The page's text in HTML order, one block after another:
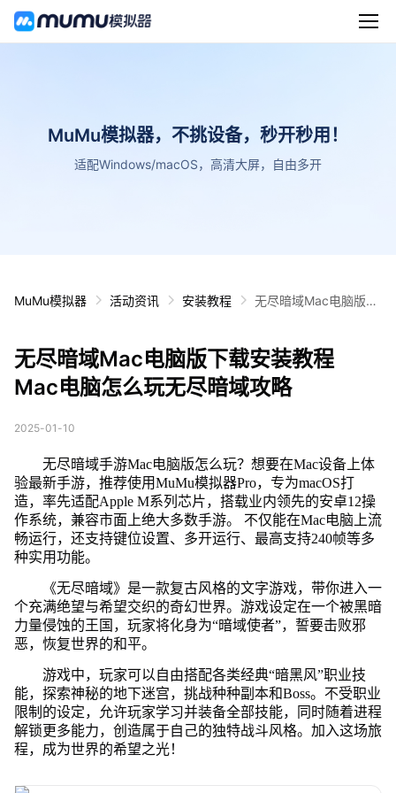
MuMu模拟器，不挑设备，秒开秒用！
适配Windows/macOS，高清大屏，自由多开
MuMu模拟器 活动资讯 安装教程
无尽暗域Mac电脑版下
无尽暗域Mac电脑版下载安装教程
Mac电脑怎么玩无尽暗域攻略
2025-01-10
无尽暗域手游Mac电脑版怎么玩？想要在Mac设备上体
验最新手游，推荐使用MuMu模拟器Pro，专为macOS打
造，率先适配Apple M系列芯片，搭载业内领先的安卓12操
作系统，兼容市面上绝大多数手游。 不仅能在Mac电脑上流
畅运行，还支持键位设置、多开运行、最高支持240帧等多
种实用功能。
《无尽暗域》是一款复古风格的文字游戏，带你进入一
个充满绝望与希望交织的奇幻世界。游戏设定在一个被黑暗
力量侵蚀的王国，玩家将化身为“暗域使者”，誓要击败邪
恶，恢复世界的和平。
游戏中，玩家可以自由搭配各类经典“暗黑风”职业技
能，探索神秘的地下迷宫，挑战种种副本和Boss。不受职业
限制的设定，允许玩家学习并装备全部技能，同时随着进程
解锁更多能力，创造属于自己的独特战斗风格。加入这场旅
程，成为世界的希望之光！